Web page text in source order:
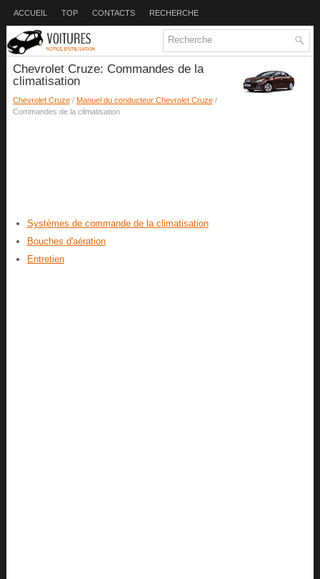
ACCUEIL TOP CONTACTS RECHERCHE
Chevrolet Cruze: Commandes de la
climatisation
Chevrolet Cruze/ Manuel du conducteur Chevrolet Cruze/
Commandes de la climatisation
Systèmes de commande de la climatisation
Bouches d'aération
Entretien